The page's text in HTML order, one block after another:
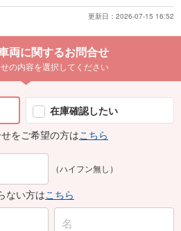
更新日： 2026-07-15 16:52
両に関するお問合せ
の内容を選択してください
在庫確認したい
をご希望の方はこちら
（ハイフン無し）
ない方はこちら